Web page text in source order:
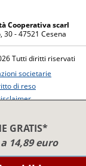
GRATIS*
14,89 euro
Cooperativa scarl
30 - 47521 Cesena
Tutti diritti riservati
societarie
di reso